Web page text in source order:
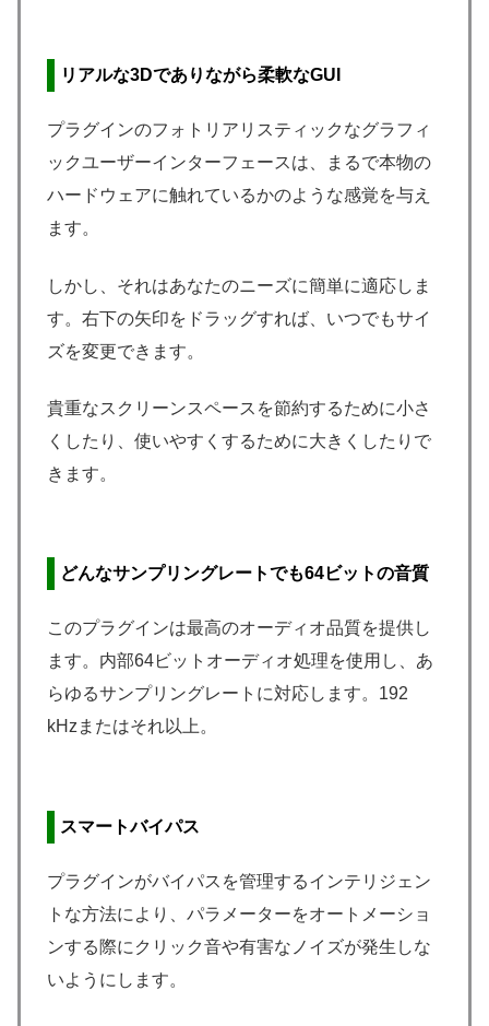
リアルな3Dでありながら柔軟なGUI
プラグインのフォトリアリスティックなグラフィ
ックユーザーインターフェースは、まるで本物の
ハードウェアに触れているかのような感覚を与え
ます。
しかし、それはあなたのニーズに簡単に適応しま
す。右下の矢印をドラッグすれば、いつでもサイ
ズを変更できます。
貴重なスクリーンスペースを節約するために小さ
くしたり、使いやすくするために大きくしたりで
きます。
どんなサンプリングレートでも64ビットの音質
このプラグインは最高のオーディオ品質を提供し
ます。内部64ビットオーディオ処理を使用し、あ
らゆるサンプリングレートに対応します。192
kHzまたはそれ以上。
スマートバイパス
プラグインがバイパスを管理するインテリジェン
トな方法により、パラメーターをオートメーショ
ンする際にクリック音や有害なノイズが発生しな
いようにします。